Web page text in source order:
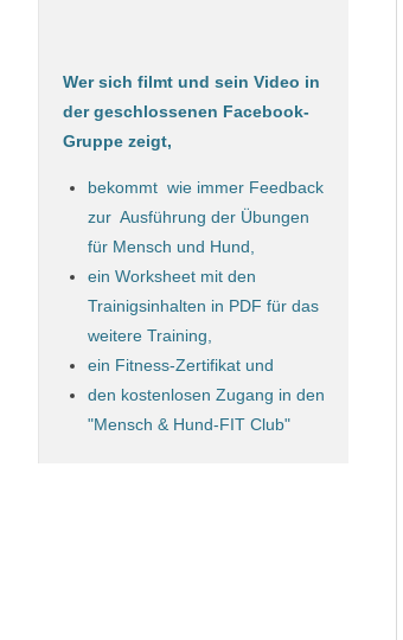
Wer sich filmt und sein Video in
der geschlossenen Facebook-
Gruppe zeigt,
bekommt wie immer Feedback
zur Ausführung der Übungen
für Mensch und Hund,
ein Worksheet mit den
Trainigsinhalten in PDF für das
weitere Training,
ein Fitness-Zertifikat und
den kostenlosen Zugang in den
"Mensch & Hund-FIT Club"